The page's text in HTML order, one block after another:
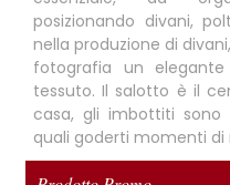
posizionando divani,
nella produzione di
fotografia un
tessuto. Il salotto è il
casa, gli imbottiti sono
quali goderti momenti di